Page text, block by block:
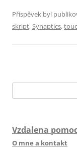
Příspěvek byl
skript,Synaptics,
Vzdalena
O mne a kontakt